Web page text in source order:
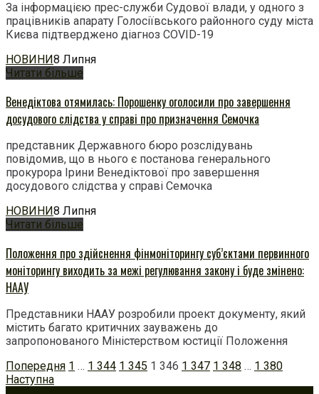
За інформацією прес-служби Судової влади, у одного з
працівників апарату Голосіївського районного суду міста
Києва підтверджено діагноз COVID-19
НОВИНИ8 Липня
Читати більше
Венедіктова отямилась: Порошенку оголосили про завершення
досудового слідства у справі про призначення Семочка
представник Державного бюро розслідувань
повідомив, що в нього є постанова генерального
прокурора Ірини Венедіктової про завершення
досудового слідства у справі Семочка
НОВИНИ8 Липня
Читати більше
Положення про здійснення фінмоніторингу суб’єктами первинного
моніторингу виходить за межі регулювання закону і буде змінено:
НААУ
Представники НААУ розробили проект документу, який
містить багато критичних зауважень до
запропонованого Міністерством юстиції Положення
Posts
navigation
Попередня 1 … 1 344 1 345 1 346 1 347 1 348 … 1 380
Наступна